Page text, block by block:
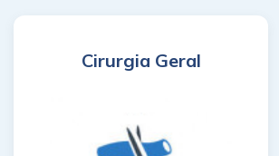
Cirurgia Geral